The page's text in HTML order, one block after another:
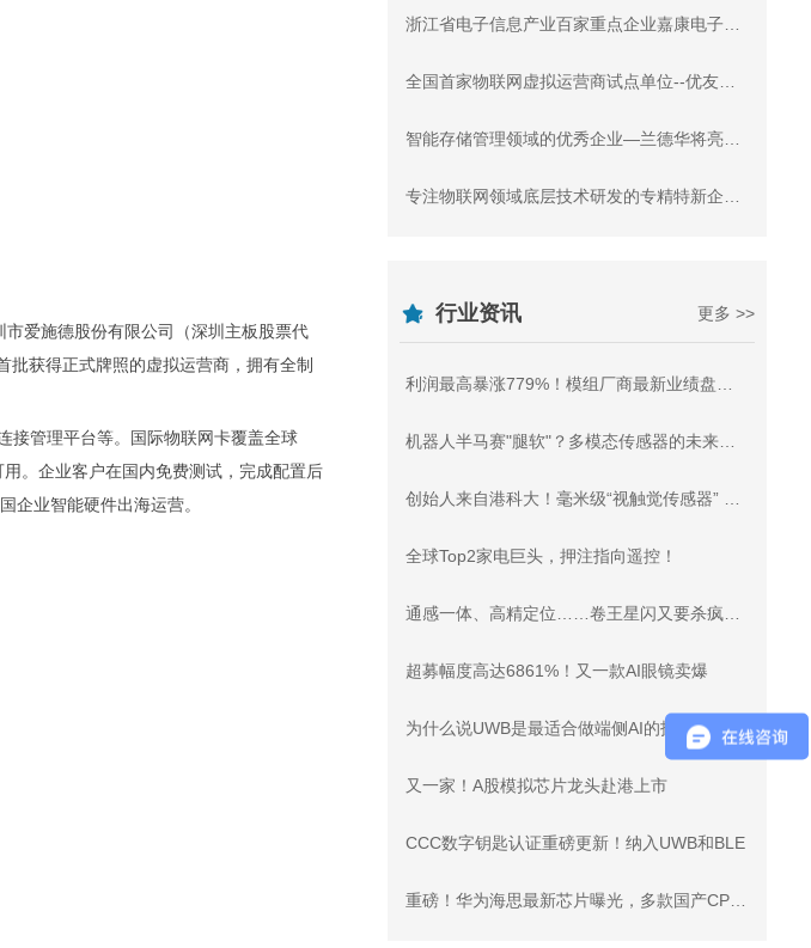
爱施德股份有限公司（深圳主板股票代
获得正式牌照的虚拟运营商，拥有全制
接管理平台等。国际物联网卡覆盖全球
。企业客户在国内免费测试，完成配置后
企业智能硬件出海运营。
浙江省电子信息产业百家重点企业嘉康电子将亮相国际物联网展【IOTE参展商】
全国首家物联网虚拟运营商试点单位--优友互联将亮相IOTE国际物联网展【IOTE参展商】
智能存储管理领域的优秀企业—兰德华将亮相上海IOTE国际物联网展【IOTE参展商】
行业资讯 更多 >>
机器人半马赛"腿软"？多模态传感器的未来价值锚点！
全球Top2家电巨头，押注指向遥控！
通感一体、高精定位……卷王星闪又要杀疯了！
超募幅度高达6861%！又一款AI眼镜卖爆
为什么说UWB是最适合做端侧AI的技术
又一家！A股模拟芯片龙头赴港上市
CCC数字钥匙认证重磅更新！纳入UWB和BLE
重磅！华为海思最新芯片曝光，多款国产CPU上榜